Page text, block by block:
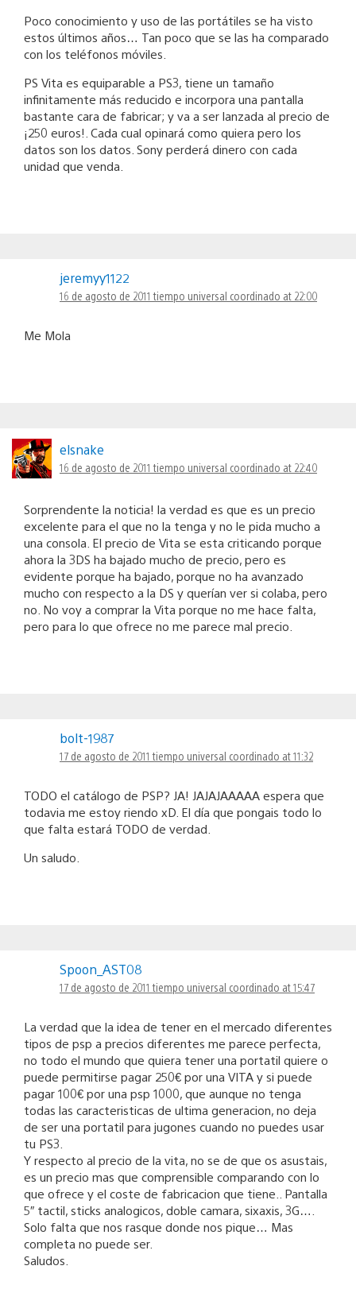
Poco conocimiento y uso de las portátiles se ha visto
estos últimos años… Tan poco que se las ha comparado
con los teléfonos móviles.
PS Vita es equiparable a PS3, tiene un tamaño
infinitamente más reducido e incorpora una pantalla
bastante cara de fabricar; y va a ser lanzada al precio de
¡250 euros!. Cada cual opinará como quiera pero los
datos son los datos. Sony perderá dinero con cada
unidad que venda.
jeremyy1122
16 de agosto de 2011 tiempo universal coordinado at 22:00
Me Mola
elsnake
16 de agosto de 2011 tiempo universal coordinado at 22:40
Sorprendente la noticia! la verdad es que es un precio
excelente para el que no la tenga y no le pida mucho a
una consola. El precio de Vita se esta criticando porque
ahora la 3DS ha bajado mucho de precio, pero es
evidente porque ha bajado, porque no ha avanzado
mucho con respecto a la DS y querían ver si colaba, pero
no. No voy a comprar la Vita porque no me hace falta,
pero para lo que ofrece no me parece mal precio.
bolt-1987
17 de agosto de 2011 tiempo universal coordinado at 11:32
TODO el catálogo de PSP? JA! JAJAJAAAAA espera que
todavia me estoy riendo xD. El día que pongais todo lo
que falta estará TODO de verdad.
Un saludo.
Spoon_AST08
17 de agosto de 2011 tiempo universal coordinado at 15:47
La verdad que la idea de tener en el mercado diferentes
tipos de psp a precios diferentes me parece perfecta,
no todo el mundo que quiera tener una portatil quiere o
puede permitirse pagar 250€ por una VITA y si puede
pagar 100€ por una psp 1000, que aunque no tenga
todas las caracteristicas de ultima generacion, no deja
de ser una portatil para jugones cuando no puedes usar
tu PS3.
Y respecto al precio de la vita, no se de que os asustais,
es un precio mas que comprensible comparando con lo
que ofrece y el coste de fabricacion que tiene.. Pantalla
5″ tactil, sticks analogicos, doble camara, sixaxis, 3G….
Solo falta que nos rasque donde nos pique… Mas
completa no puede ser.
Saludos.